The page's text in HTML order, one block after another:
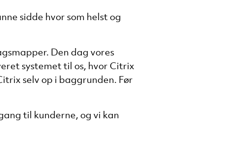
sidde hvor som helst og
Den dag vores
systemet til os, hvor Citrix
selv op i baggrunden. Før
til kunderne, og vi kan